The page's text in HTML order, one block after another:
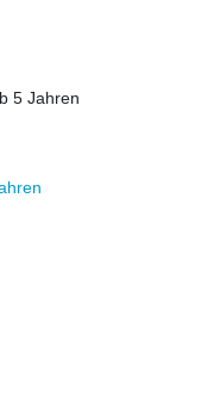
5 Jahren